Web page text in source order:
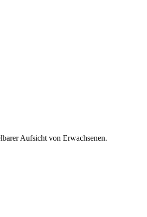
Aufsicht von Erwachsenen.